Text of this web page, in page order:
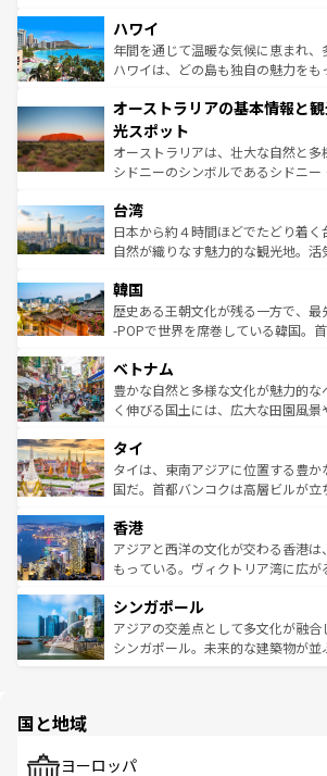
着のスイス情報は
のような巨大都市は、観光、ショッ
ンメントが詰まった刺激的なスポッ
西部には大自然が広がり、グランド
部のニューオーリンズでは、音楽と
文化が魅力。旅行者はアメリカの各
しみながら、その多様性と豊かな歴
るだろう。車でのロードトリップや
情報は
ハワイ
年間を通じて温暖な気候に恵まれ、
ハワイは、どの島も独自の魅力をも
ワイ島は見逃せない。また、定番の
島だが、静かな自然を求めるならマ
おすすめ。エメラルドグリーンに輝
文化や歴史が息づいている。「アロ
人々、おいしいローカルフードやハ
ク、伝統的なフラダンスなど、すべ
っている。訪れるたびに新しい発見
はコンテンツ一覧
オーストラリアの基本情報と
光スポット
オーストラリアは、壮大な自然と多
シドニーのシンボルであるシドニー
リアリーフや大陸中央部にそびえる
ク）、タスマニアの美しい原生林や
ど、見どころがたくさん。また、カ
いる。アクティビティも充実してお
ビング、ハイキングなど、アウトド
い。オーストラリアの多彩な魅力
参照してほしい。
台湾
日本から約４時間ほどでたどり着く
自然が織りなす魅力的な観光地。活
ン）、静ひつな山岳地帯である台湾
と山間の静けさが共存しており、
驚きをもたらしてくれる。また、奥
容にもいいと評判のスイーツなど、
が味わえる。 なお、新着の台湾情
照してほしい。
韓国
歴史ある王朝文化が残る一方で、
-POPで世界を席巻している韓国。
き、地方に足を延ばせば四季折々の
できる。そして、キムチや焼肉、
まで、さまざまな韓国料理が待って
リティに包まれながら、韓国の多彩
わってみてほしい。 なお、
覧を参照してほしい。
ベトナム
豊かな自然と多様な文化が魅力的
く伸びる国土には、広大な田園風景
急速な発展と共に伝統が息づく。ハ
ーチミン市のフランス統治時代の建
醸し出している。また、バラエティ
とつ。フォーやバインミー、ベトナ
ひ現地で味わいたい。どの地域を
が旅行者を迎えてくれるので、きっ
参照してほしい。
タイ
タイは、東南アジアに位置する豊か
国だ。首都バンコクは高層ビルが立
の活気が交差している。北部ではチ
帯で自然と触れ合い、南部ではプ
いビーチでリゾート気分を楽しむこ
激する。気候は一年中温暖で、どの
が待っている。親しみやすいタイ
た文化、そして多様な観光資源が、
香港
アジアと西洋の文化が交わる香港
もっている。ヴィクトリア湾に広が
み、どこを訪れても感動するはず。
ており、効率よく見どころを回れ
うな絶景から文化的な体験まで、香
シンガポール
アジアの交差点として多文化が融
シンガポール。未来的な建築物が並
で、ホーカーズは地元の風情を楽し
国と地域
ヨーロッパ